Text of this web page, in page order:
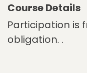
Course Details
Participation is
obligation. .